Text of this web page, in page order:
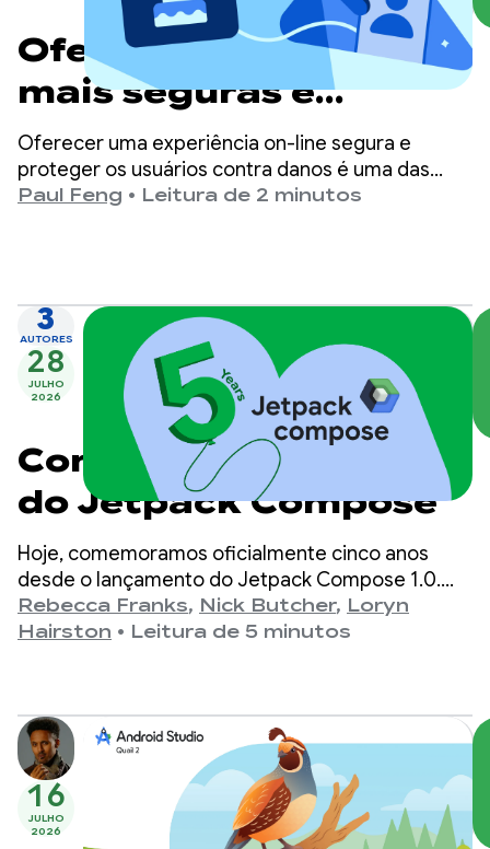
Oferecer experiências
mais seguras e
adequadas à faixa
etária no Google Play
Oferecer uma experiência on-line segura e
proteger os usuários contra danos é uma das
principais prioridades do Google Play.
Paul Feng • Leitura de 2 minutos
3
AUTORES
28
JULHO
2026
Comemorando 5 anos
do Jetpack Compose
Hoje, comemoramos oficialmente cinco anos
desde o lançamento do Jetpack Compose 1.0.
Desde a versão 1.0, anunciada em 28 de julho de
2021, até o lançamento mais recente, a 1.11, as
comemorar.
Rebecca Franks, Nick Butcher, Loryn
Hairston • Leitura de 5 minutos
16
JULHO
2026